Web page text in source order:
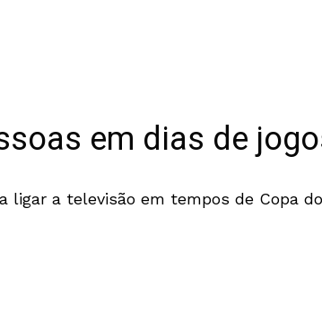
em dias de
ligar a televisão em tempos de Copa